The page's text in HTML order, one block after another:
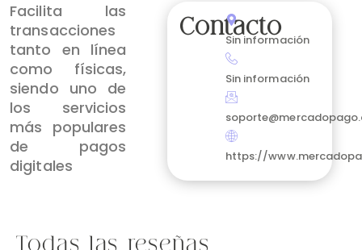
Facilita las
transacciones
tanto en línea
como físicas,
siendo uno de
los servicios
más populares
de pagos
digitales
Contacto
Sin información
Sin información
https://